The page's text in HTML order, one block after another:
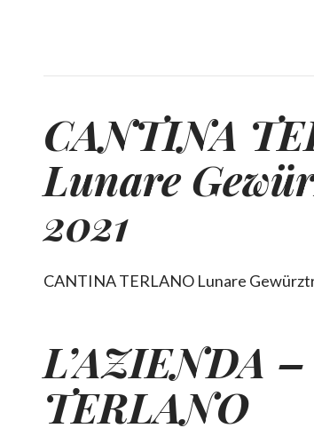
CANTINA
Lunare
2021
CANTINA TERLANO Lunare
L’AZIENDA –
TERLANO